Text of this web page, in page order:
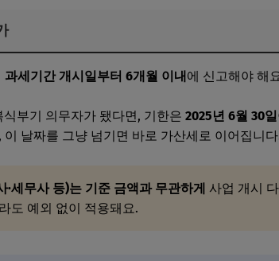
과세기간 개시일부터 6개월 이내에 신고해야 해
부기 의무자가 됐다면, 기한은 2025년 6월 30일
날짜를 그냥 넘기면 바로 가산세로 이어집니
·세무사 등)는 기준 금액과 무관하게 사업 개시
도 예외 없이 적용돼요.